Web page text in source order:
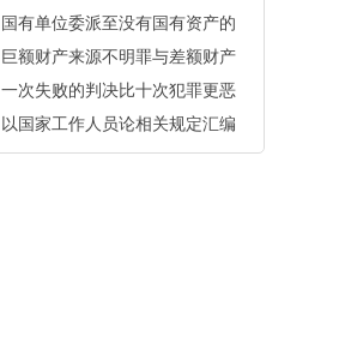
国有单位委派至没有国有资产的
巨额财产来源不明罪与差额财产
一次失败的判决比十次犯罪更恶
以国家工作人员论相关规定汇编